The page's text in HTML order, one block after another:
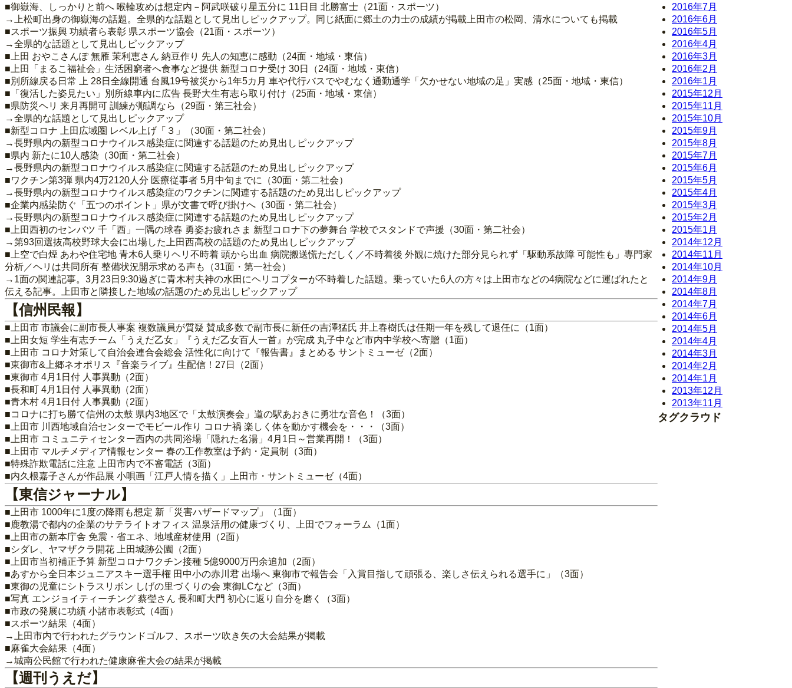
■御嶽海、しっかりと前へ 喉輪攻めは想定内－阿武咲破り星五分に 11日目 北勝富士（21面・スポーツ）
→上松町出身の御嶽海の話題。全県的な話題として見出しピックアップ。同じ紙面に郷土の力士の成績が掲載上田市の松岡、清水についても掲載
■スポーツ振興 功績者ら表彰 県スポーツ協会（21面・スポーツ）
→全県的な話題として見出しピックアップ
■上田 おやこさんぽ 無雁 茉利恵さん 納豆作り 先人の知恵に感動（24面・地域・東信）
■上田「まるこ福祉会」生活困窮者へ食事など提供 新型コロナ受け 30日（24面・地域・東信）
■別所線戻る日常 上 28日全線開通 台風19号被災から1年5カ月 車や代行バスでやむなく通勤通学「欠かせない地域の足」実感（25面・地域・東信）
■「復活した姿見たい」別所線車内に広告 長野大生有志ら取り付け（25面・地域・東信）
■県防災ヘリ 来月再開可 訓練が順調なら（29面・第三社会）
→全県的な話題として見出しピックアップ
■新型コロナ 上田広域圏 レベル上げ「３」（30面・第二社会）
→長野県内の新型コロナウイルス感染症に関連する話題のため見出しピックアップ
■県内 新たに10人感染（30面・第二社会）
→長野県内の新型コロナウイルス感染症に関連する話題のため見出しピックアップ
■ワクチン第3弾 県内4万2120人分 医療従事者 5月中旬までに（30面・第二社会）
→長野県内の新型コロナウイルス感染症のワクチンに関連する話題のため見出しピックアップ
■企業内感染防ぐ「五つのポイント」県が文書で呼び掛けへ（30面・第二社会）
→長野県内の新型コロナウイルス感染症に関連する話題のため見出しピックアップ
■上田西初のセンバツ 千「西」一隅の球春 勇姿お疲れさま 新型コロナ下の夢舞台 学校でスタンドで声援（30面・第二社会）
→第93回選抜高校野球大会に出場した上田西高校の話題のため見出しピックアップ
■上空で白煙 あわや住宅地 青木6人乗りヘリ不時着 頭から出血 病院搬送慌ただしく／不時着後 外観に焼けた部分見られず「駆動系故障 可能性も」専門家
分析／ヘリは共同所有 整備状況開示求める声も（31面・第一社会）
→1面の関連記事。3月23日9:30過ぎに青木村夫神の水田にヘリコプターが不時着した話題。乗っていた6人の方々は上田市などの4病院などに運ばれたと
伝える記事。上田市と隣接した地域の話題のため見出しピックアップ
【信州民報】
■上田市 市議会に副市長人事案 複数議員が質疑 賛成多数で副市長に新任の吉澤猛氏 井上春樹氏は任期一年を残して退任に（1面）
■上田女短 学生有志チーム「うえだ乙女」『うえだ乙女百人一首』が完成 丸子中など市内中学校へ寄贈（1面）
■上田市 コロナ対策して自治会連合会総会 活性化に向けて『報告書』まとめる サントミューゼ（2面）
■東御市&上郷ネオポリス『音楽ライブ』生配信！27日（2面）
■東御市 4月1日付 人事異動（2面）
■長和町 4月1日付 人事異動（2面）
■青木村 4月1日付 人事異動（2面）
■コロナに打ち勝て信州の太鼓 県内3地区で「太鼓演奏会」道の駅あおきに勇壮な音色！（3面）
■上田市 川西地域自治センターでモビール作り コロナ禍 楽しく体を動かす機会を・・・（3面）
■上田市 コミュニティセンター西内の共同浴場「隠れた名湯」4月1日～営業再開！（3面）
■上田市 マルチメディア情報センター 春の工作教室は予約・定員制（3面）
■特殊詐欺電話に注意 上田市内で不審電話（3面）
■内久根嘉子さんが作品展 小唄画「江戸人情を描く」上田市・サントミューゼ（4面）
【東信ジャーナル】
■上田市 1000年に1度の降雨も想定 新「災害ハザードマップ」（1面）
■鹿教湯で都内の企業のサテライトオフィス 温泉活用の健康づくり、上田でフォーラム（1面）
■上田市の新本庁舎 免震・省エネ、地域産材使用（2面）
■シダレ、ヤマザクラ開花 上田城跡公園（2面）
■上田市当初補正予算 新型コロナワクチン接種 5億9000万円余追加（2面）
■あすから全日本ジュニアスキー選手権 田中小の赤川君 出場へ 東御市で報告会「入賞目指して頑張る、楽しさ伝えられる選手に」（3面）
■東御の児童にシトラスリボン しげの里づくりの会 東御LCなど（3面）
■写真 エンジョイティーチング 蔡瑩さん 長和町大門 初心に返り自分を磨く（3面）
■市政の発展に功績 小諸市表彰式（4面）
■スポーツ結果（4面）
→上田市内で行われたグラウンドゴルフ、スポーツ吹き矢の大会結果が掲載
■麻雀大会結果（4面）
→城南公民館で行われた健康麻雀大会の結果が掲載
【週刊うえだ】
2016年7月
2016年6月
2016年5月
2016年4月
2016年3月
2016年2月
2016年1月
2015年12月
2015年11月
2015年10月
2015年9月
2015年8月
2015年7月
2015年6月
2015年5月
2015年4月
2015年3月
2015年2月
2015年1月
2014年12月
2014年11月
2014年10月
2014年9月
2014年8月
2014年7月
2014年6月
2014年5月
2014年4月
2014年3月
2014年2月
2014年1月
2013年12月
2013年11月
タグクラウド